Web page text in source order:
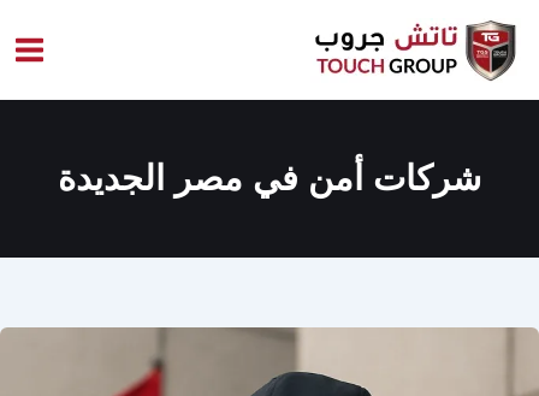
المحتوى
شركات أمن في مصر الجديدة